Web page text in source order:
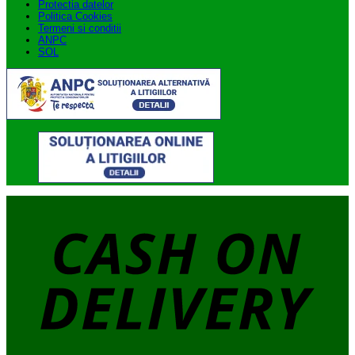
Protectia datelor
Politica Cookies
Termeni si conditii
ANPC
SOL